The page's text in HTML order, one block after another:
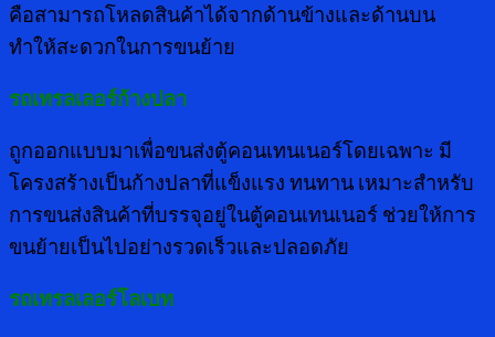
คือสามารถโหลดสินค้าได้จากด้านข้างและด้านบน
ทำให้สะดวกในการขนย้าย
รถเทรลเลอร์ก้างปลา
ถูกออกแบบมาเพื่อขนส่งตู้คอนเทนเนอร์โดยเฉพาะ มี
โครงสร้างเป็นก้างปลาที่แข็งแรง ทนทาน เหมาะสำหรับ
การขนส่งสินค้าที่บรรจุอยู่ในตู้คอนเทนเนอร์ ช่วยให้การ
ขนย้ายเป็นไปอย่างรวดเร็วและปลอดภัย
รถเทรลเลอร์โลเบท